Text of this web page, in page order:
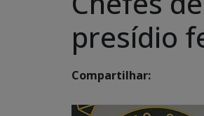
presídio
Compartilhar: